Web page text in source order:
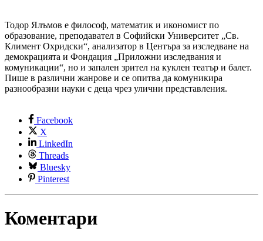
Тодор Ялъмов е философ, математик и икономист по
образование, преподавател в Софийски Университет „Св.
Климент Охридски“, анализатор в Центъра за изследване на
демокрацията и Фондация „Приложни изследвания и
комуникации“, но и запален зрител на куклен театър и балет.
Пише в различни жанрове и се опитва да комуникира
разнообразни науки с деца чрез улични представления.
Facebook
X
LinkedIn
Threads
Bluesky
Pinterest
Коментари